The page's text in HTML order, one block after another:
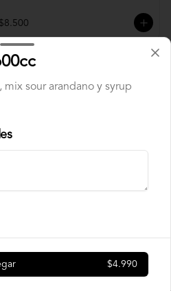
$8.500
Roll relleno de Pollo apanado , queso
Champ Roll
sour arandano y syrup
$4.990